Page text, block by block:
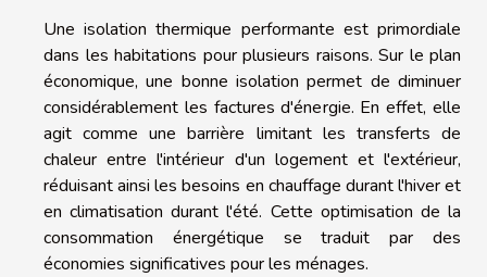
Une isolation thermique performante est primordiale
dans les habitations pour plusieurs raisons. Sur le plan
économique, une bonne isolation permet de diminuer
considérablement les factures d'énergie. En effet, elle
agit comme une barrière limitant les transferts de
chaleur entre l'intérieur d'un logement et l'extérieur,
réduisant ainsi les besoins en chauffage durant l'hiver et
en climatisation durant l'été. Cette optimisation de la
consommation énergétique se traduit par des
économies significatives pour les ménages.